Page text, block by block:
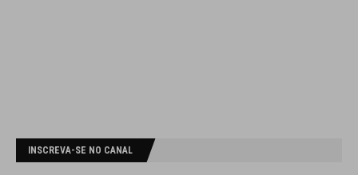
INSCREVA-SE NO CANAL